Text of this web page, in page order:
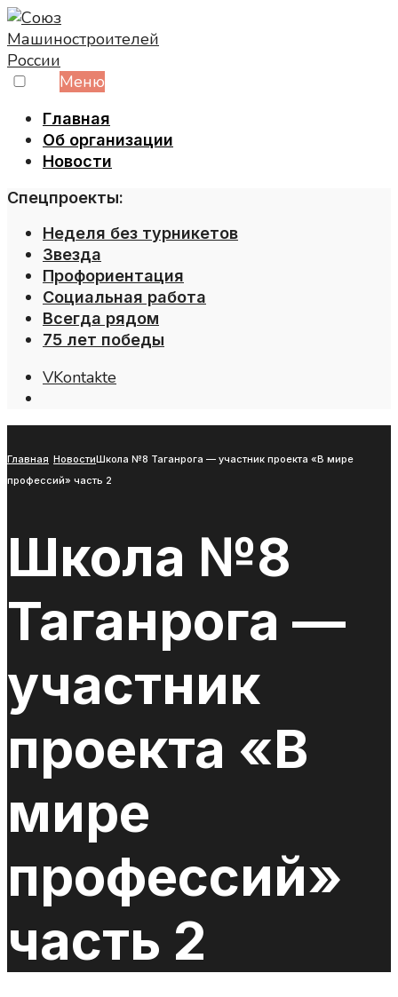
Skip
to
content
Меню
Главная
Об организации
Новости
Спецпроекты:
Неделя без турникетов
Звезда
Профориентация
Социальная работа
Всегда рядом
75 лет победы
VKontakte
Главная НовостиШкола №8 Таганрога — участник проекта «В мире
профессий» часть 2
Школа №8
Таганрога —
участник
проекта «В
мире
профессий»
часть 2